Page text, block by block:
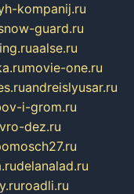
kompanij.ru
guard.ru
aalse.ru
movie-one.ru
andreislyusar.ru
i-grom.ru
dez.ru
delanalad.ru
roadli.ru